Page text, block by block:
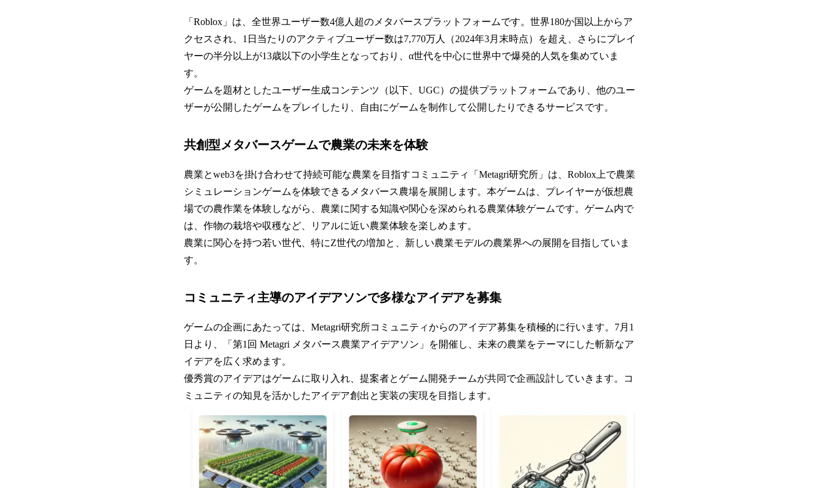
「Roblox」は、全世界ユーザー数4億人超のメタバースプラットフォームです。世界180か国以上からア
クセスされ、1日当たりのアクティブユーザー数は7,770万人（2024年3月末時点）を超え、さらにプレイ
ヤーの半分以上が13歳以下の小学生となっており、α世代を中心に世界中で爆発的人気を集めていま
す。
ゲームを題材としたユーザー生成コンテンツ（以下、UGC）の提供プラットフォームであり、他のユー
ザーが公開したゲームをプレイしたり、自由にゲームを制作して公開したりできるサービスです。
共創型メタバースゲームで農業の未来を体験
農業とweb3を掛け合わせて持続可能な農業を目指すコミュニティ「Metagri研究所」は、Roblox上で農業
シミュレーションゲームを体験できるメタバース農場を展開します。本ゲームは、プレイヤーが仮想農
場での農作業を体験しながら、農業に関する知識や関心を深められる農業体験ゲームです。ゲーム内で
は、作物の栽培や収穫など、リアルに近い農業体験を楽しめます。
農業に関心を持つ若い世代、特にZ世代の増加と、新しい農業モデルの農業界への展開を目指していま
す。
コミュニティ主導のアイデアソンで多様なアイデアを募集
ゲームの企画にあたっては、Metagri研究所コミュニティからのアイデア募集を積極的に行います。7月1
日より、「第1回 Metagri メタバース農業アイデアソン」を開催し、未来の農業をテーマにした斬新なア
イデアを広く求めます。
優秀賞のアイデアはゲームに取り入れ、提案者とゲーム開発チームが共同で企画設計していきます。コ
ミュニティの知見を活かしたアイデア創出と実装の実現を目指します。